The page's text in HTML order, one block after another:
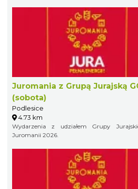
Juromania z Grupą Jurajską
(sobota)
Podlesice
4.73 km
Wydarzenia z udziałem Grupy
Juromanii 2026.